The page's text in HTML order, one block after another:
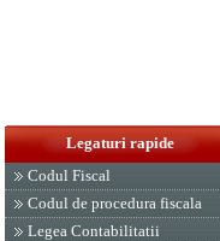
Legaturi rapide
Codul Fiscal
Codul de procedura fiscala
Legea Contabilitatii